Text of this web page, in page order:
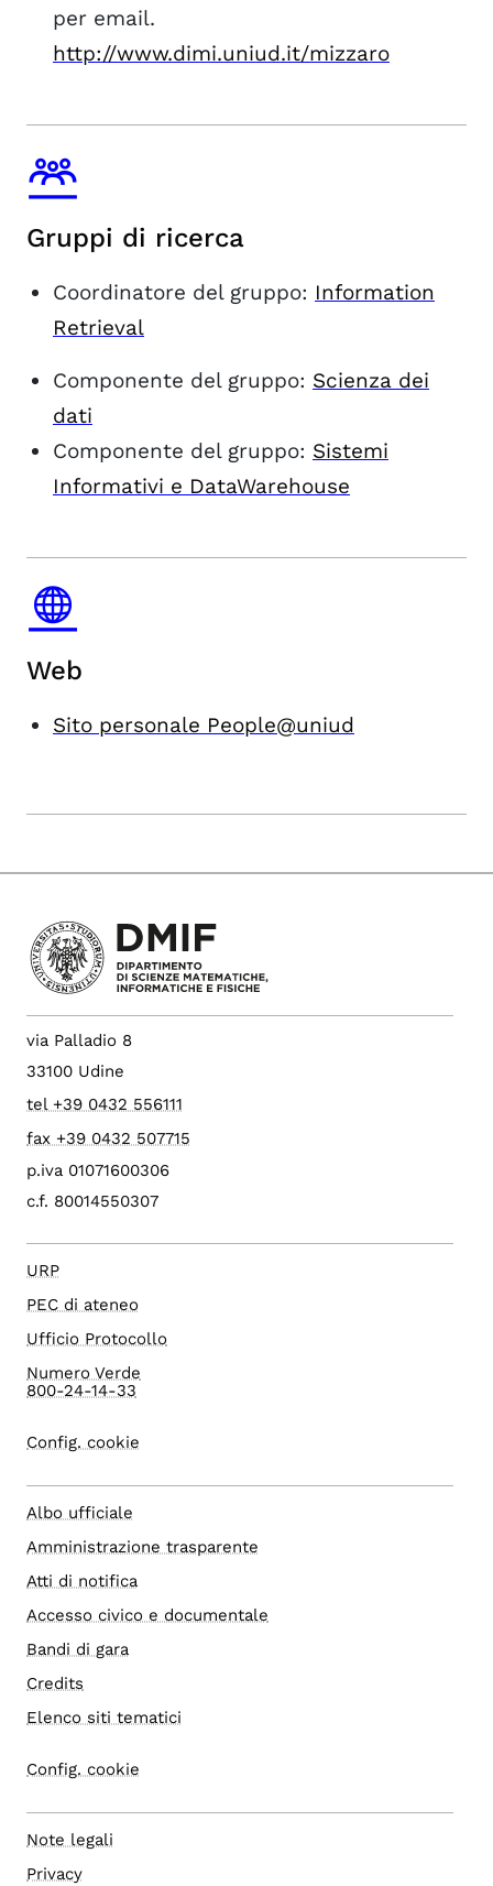
per email.
http://www.dimi.uniud.it/mizzaro
Gruppi di ricerca
Coordinatore del gruppo: Information
Retrieval
Componente del gruppo: Scienza dei
dati
Componente del gruppo: Sistemi
Informativi e DataWarehouse
Web
Sito personale People@uniud
via Palladio 8
33100 Udine
tel +39 0432 556111
fax +39 0432 507715
p.iva 01071600306
c.f. 80014550307
URP
PEC di ateneo
Ufficio Protocollo
Numero Verde
800-24-14-33
Config. cookie
Albo ufficiale
Amministrazione trasparente
Atti di notifica
Accesso civico e documentale
Bandi di gara
Credits
Elenco siti tematici
Config. cookie
Note legali
Privacy